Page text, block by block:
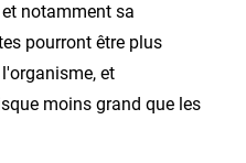
notamment sa
pourront être plus
et
moins grand que les